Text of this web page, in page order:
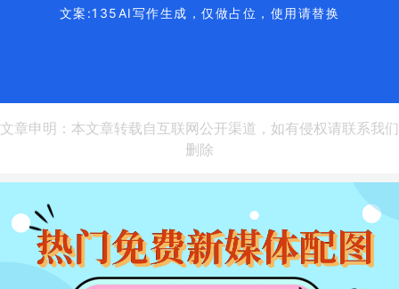
文案:135AI写作生成，仅做占位，使用请替换
文章申明：本文章转载自互联网公开渠道，如有侵权请联系我们
删除